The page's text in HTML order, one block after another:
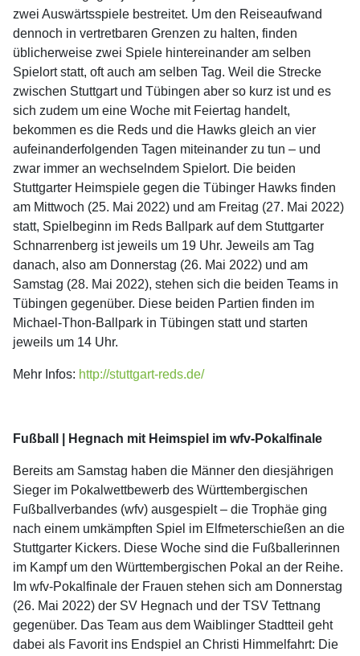
zwei Auswärtsspiele bestreitet. Um den Reiseaufwand
dennoch in vertretbaren Grenzen zu halten, finden
üblicherweise zwei Spiele hintereinander am selben
Spielort statt, oft auch am selben Tag. Weil die Strecke
zwischen Stuttgart und Tübingen aber so kurz ist und es
sich zudem um eine Woche mit Feiertag handelt,
bekommen es die Reds und die Hawks gleich an vier
aufeinanderfolgenden Tagen miteinander zu tun – und
zwar immer an wechselndem Spielort. Die beiden
Stuttgarter Heimspiele gegen die Tübinger Hawks finden
am Mittwoch (25. Mai 2022) und am Freitag (27. Mai 2022)
statt, Spielbeginn im Reds Ballpark auf dem Stuttgarter
Schnarrenberg ist jeweils um 19 Uhr. Jeweils am Tag
danach, also am Donnerstag (26. Mai 2022) und am
Samstag (28. Mai 2022), stehen sich die beiden Teams in
Tübingen gegenüber. Diese beiden Partien finden im
Michael-Thon-Ballpark in Tübingen statt und starten
jeweils um 14 Uhr.
Mehr Infos: http://stuttgart-reds.de/
Fußball | Hegnach mit Heimspiel im wfv-Pokalfinale
Bereits am Samstag haben die Männer den diesjährigen
Sieger im Pokalwettbewerb des Württembergischen
Fußballverbandes (wfv) ausgespielt – die Trophäe ging
nach einem umkämpften Spiel im Elfmeterschießen an die
Stuttgarter Kickers. Diese Woche sind die Fußballerinnen
im Kampf um den Württembergischen Pokal an der Reihe.
Im wfv-Pokalfinale der Frauen stehen sich am Donnerstag
(26. Mai 2022) der SV Hegnach und der TSV Tettnang
gegenüber. Das Team aus dem Waiblinger Stadtteil geht
dabei als Favorit ins Endspiel an Christi Himmelfahrt: Die